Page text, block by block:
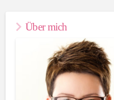
Über mich